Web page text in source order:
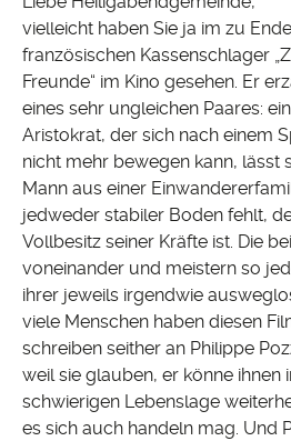
vielleicht haben Sie ja im zu
französischen Kassenschlager
Freunde“ im Kino gesehen. Er
eines sehr ungleichen Paares:
Aristokrat, der sich nach einem
nicht mehr bewegen kann, lässt
Mann aus einer
jedweder stabiler Boden fehlt,
Vollbesitz seiner Kräfte ist. Die
voneinander und meistern so
ihrer jeweils irgendwie
viele Menschen haben diesen
schreiben seither an Philippe
weil sie glauben, er könne ihnen
schwierigen Lebenslage
es sich auch handeln mag. Und